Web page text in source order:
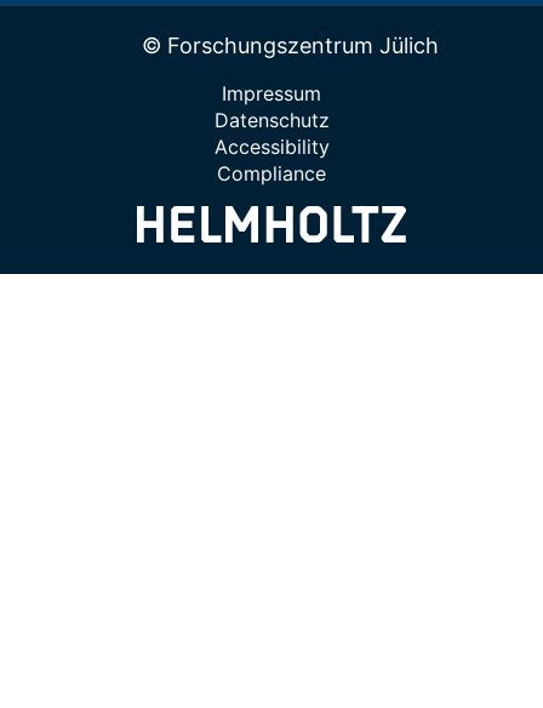
© Forschungszentrum Jülich
Impressum
Datenschutz
Accessibility
Compliance